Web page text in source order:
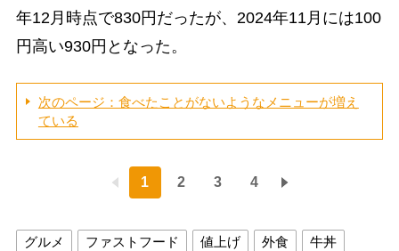
年12月時点で830円だったが、2024年11月には100
円高い930円となった。
次のページ：食べたことがないようなメニューが増え
ている
1 2 3 4
グルメ ファストフード 値上げ 外食
牛丼